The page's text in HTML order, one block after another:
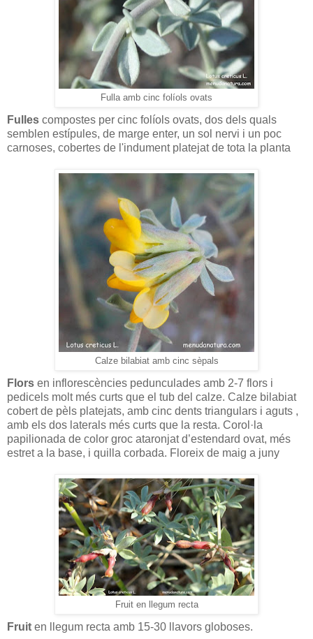
Fulla amb cinc folíols ovats
Fulles compostes per cinc folíols ovats, dos dels quals
semblen estípules, de marge enter, un sol nervi i un poc
carnoses, cobertes de l'indument platejat de tota la planta
Calze bilabiat amb cinc sèpals
Flors en inflorescències pedunculades amb 2-7 flors i
pedicels molt més curts que el tub del calze. Calze bilabiat
cobert de pèls platejats, amb cinc dents triangulars i aguts ,
amb els dos laterals més curts que la resta. Corol·la
papilionada de color groc ataronjat d’estendard ovat, més
estret a la base, i quilla corbada. Floreix de maig a juny
Fruit en llegum recta
Fruit en llegum recta amb 15-30 llavors globoses.